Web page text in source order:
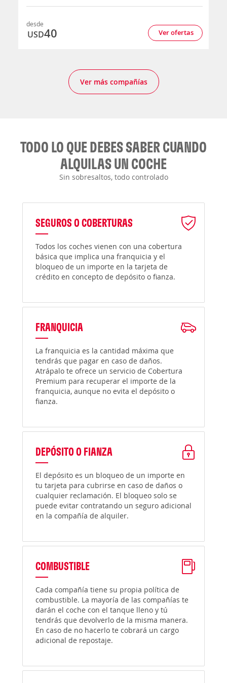
desde
USD40 Ver ofertas
Ver más compañías
TODO LO QUE DEBES SABER CUANDO
ALQUILAS UN COCHE
Sin sobresaltos, todo controlado
SEGUROS O COBERTURAS
Todos los coches vienen con una cobertura
básica que implica una franquicia y el
bloqueo de un importe en la tarjeta de
crédito en concepto de depósito o fianza.
FRANQUICIA
La franquicia es la cantidad máxima que
tendrás que pagar en caso de daños.
Atrápalo te ofrece un servicio de Cobertura
Premium para recuperar el importe de la
franquicia, aunque no evita el depósito o
fianza.
DEPÓSITO O FIANZA
El depósito es un bloqueo de un importe en
tu tarjeta para cubrirse en caso de daños o
cualquier reclamación. El bloqueo solo se
puede evitar contratando un seguro adicional
en la compañía de alquiler.
COMBUSTIBLE
Cada compañía tiene su propia política de
combustible. La mayoría de las compañías te
darán el coche con el tanque lleno y tú
tendrás que devolverlo de la misma manera.
En caso de no hacerlo te cobrará un cargo
adicional de repostaje.